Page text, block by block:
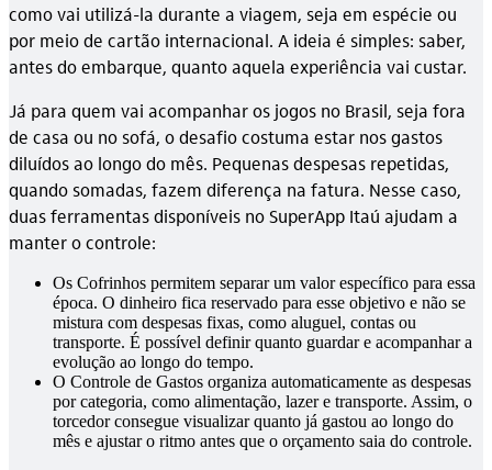
como vai utilizá-la durante a viagem, seja em espécie ou
por meio de cartão internacional. A ideia é simples: saber,
antes do embarque, quanto aquela experiência vai custar.
Já para quem vai acompanhar os jogos no Brasil, seja fora
de casa ou no sofá, o desafio costuma estar nos gastos
diluídos ao longo do mês. Pequenas despesas repetidas,
quando somadas, fazem diferença na fatura. Nesse caso,
duas ferramentas disponíveis no SuperApp Itaú ajudam a
manter o controle:
Os Cofrinhos permitem separar um valor específico para essa
época. O dinheiro fica reservado para esse objetivo e não se
mistura com despesas fixas, como aluguel, contas ou
transporte. É possível definir quanto guardar e acompanhar a
evolução ao longo do tempo.
O Controle de Gastos organiza automaticamente as despesas
por categoria, como alimentação, lazer e transporte. Assim, o
torcedor consegue visualizar quanto já gastou ao longo do
mês e ajustar o ritmo antes que o orçamento saia do controle.